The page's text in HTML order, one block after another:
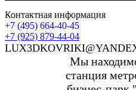
Контактная информация
+7 (495) 664-40-45
+7 (925) 879-44-04
Мы
станция